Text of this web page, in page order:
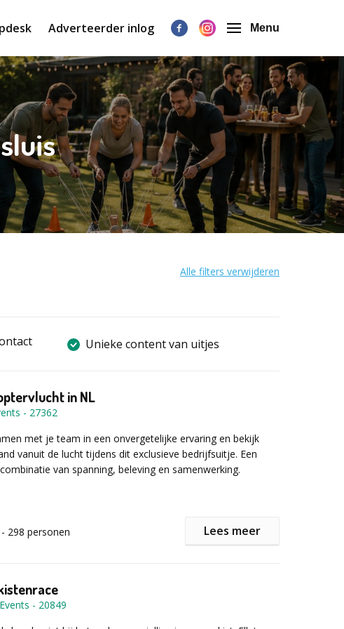
Adverteerder inlog Menu
Alle filters verwijderen
Unieke content van uitjes
in NL
- 27362
met je team in een onvergetelijke ervaring en bekijk
vanuit de lucht tijdens dit exclusieve bedrijfsuitje. Een
van spanning, beleving en samenwerking.
programma start met een korte introductie en safety
al klaar en begint het echte avontuur.
298 personen Lees meer
- 20849